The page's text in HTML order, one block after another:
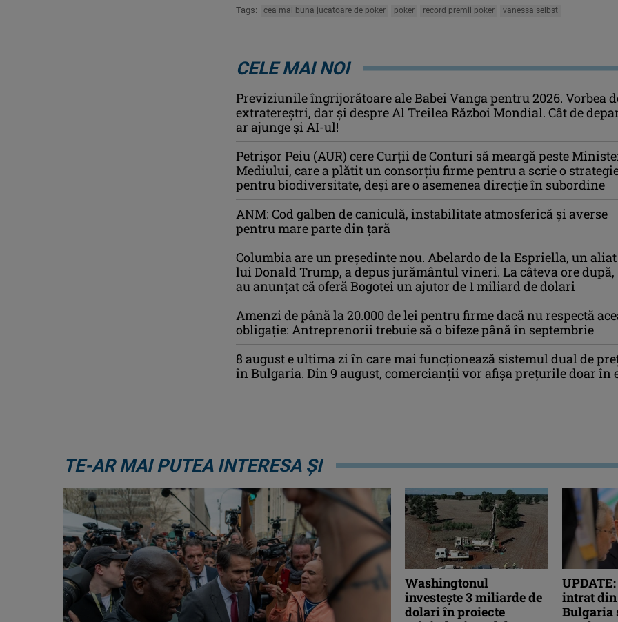
Tags: cea mai buna jucatoare de poker poker record premii poker vanessa selbst
CELE MAI NOI
Previziunile îngrijorătoare ale Babei Vanga pentru 2026. Vorbea
extratereștri, dar și despre Al Treilea Război Mondial. Cât de
ar ajunge și AI-ul!
Petrişor Peiu (AUR) cere Curții de Conturi să meargă peste
Mediului, care a plătit un consorţiu firme pentru a scrie o
pentru biodiversitate, deşi are o asemenea direcție în subordine
ANM: Cod galben de caniculă, instabilitate atmosferică și averse
pentru mare parte din țară
Columbia are un președinte nou. Abelardo de la Espriella, un
lui Donald Trump, a depus jurământul vineri. La câteva ore după,
au anunțat că oferă Bogotei un ajutor de 1 miliard de dolari
Amenzi de până la 20.000 de lei pentru firme dacă nu respectă
obligație: Antreprenorii trebuie să o bifeze până în septembrie
8 august e ultima zi în care mai funcționează sistemul dual de
în Bulgaria. Din 9 august, comercianții vor afișa prețurile doar în
TE-AR MAI PUTEA INTERESA ȘI
Washingtonul
investește 3 miliarde de
dolari în proiecte
intrat
Bulgaria